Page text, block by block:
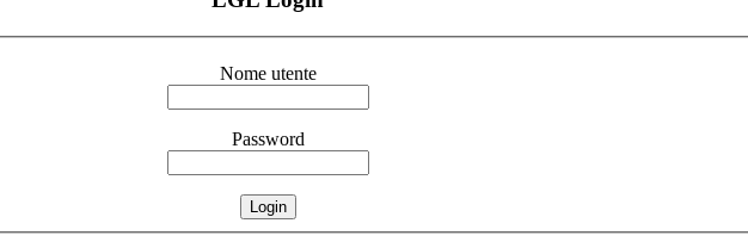
Nome utente
Password